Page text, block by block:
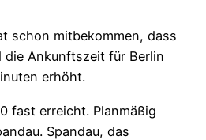
schon mitbekommen, dass
die Ankunftszeit für Berlin
erhöht.
fast erreicht. Planmäßig
Spandau, das